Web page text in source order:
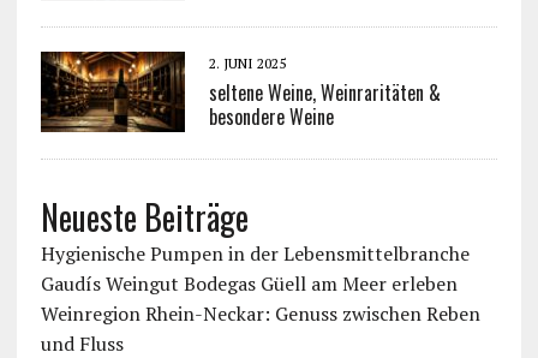
2. JUNI 2025
seltene Weine, Weinraritäten &
besondere Weine
Neueste Beiträge
Hygienische Pumpen in der Lebensmittelbranche
Gaudís Weingut Bodegas Güell am Meer erleben
Weinregion Rhein-Neckar: Genuss zwischen Reben
und Fluss